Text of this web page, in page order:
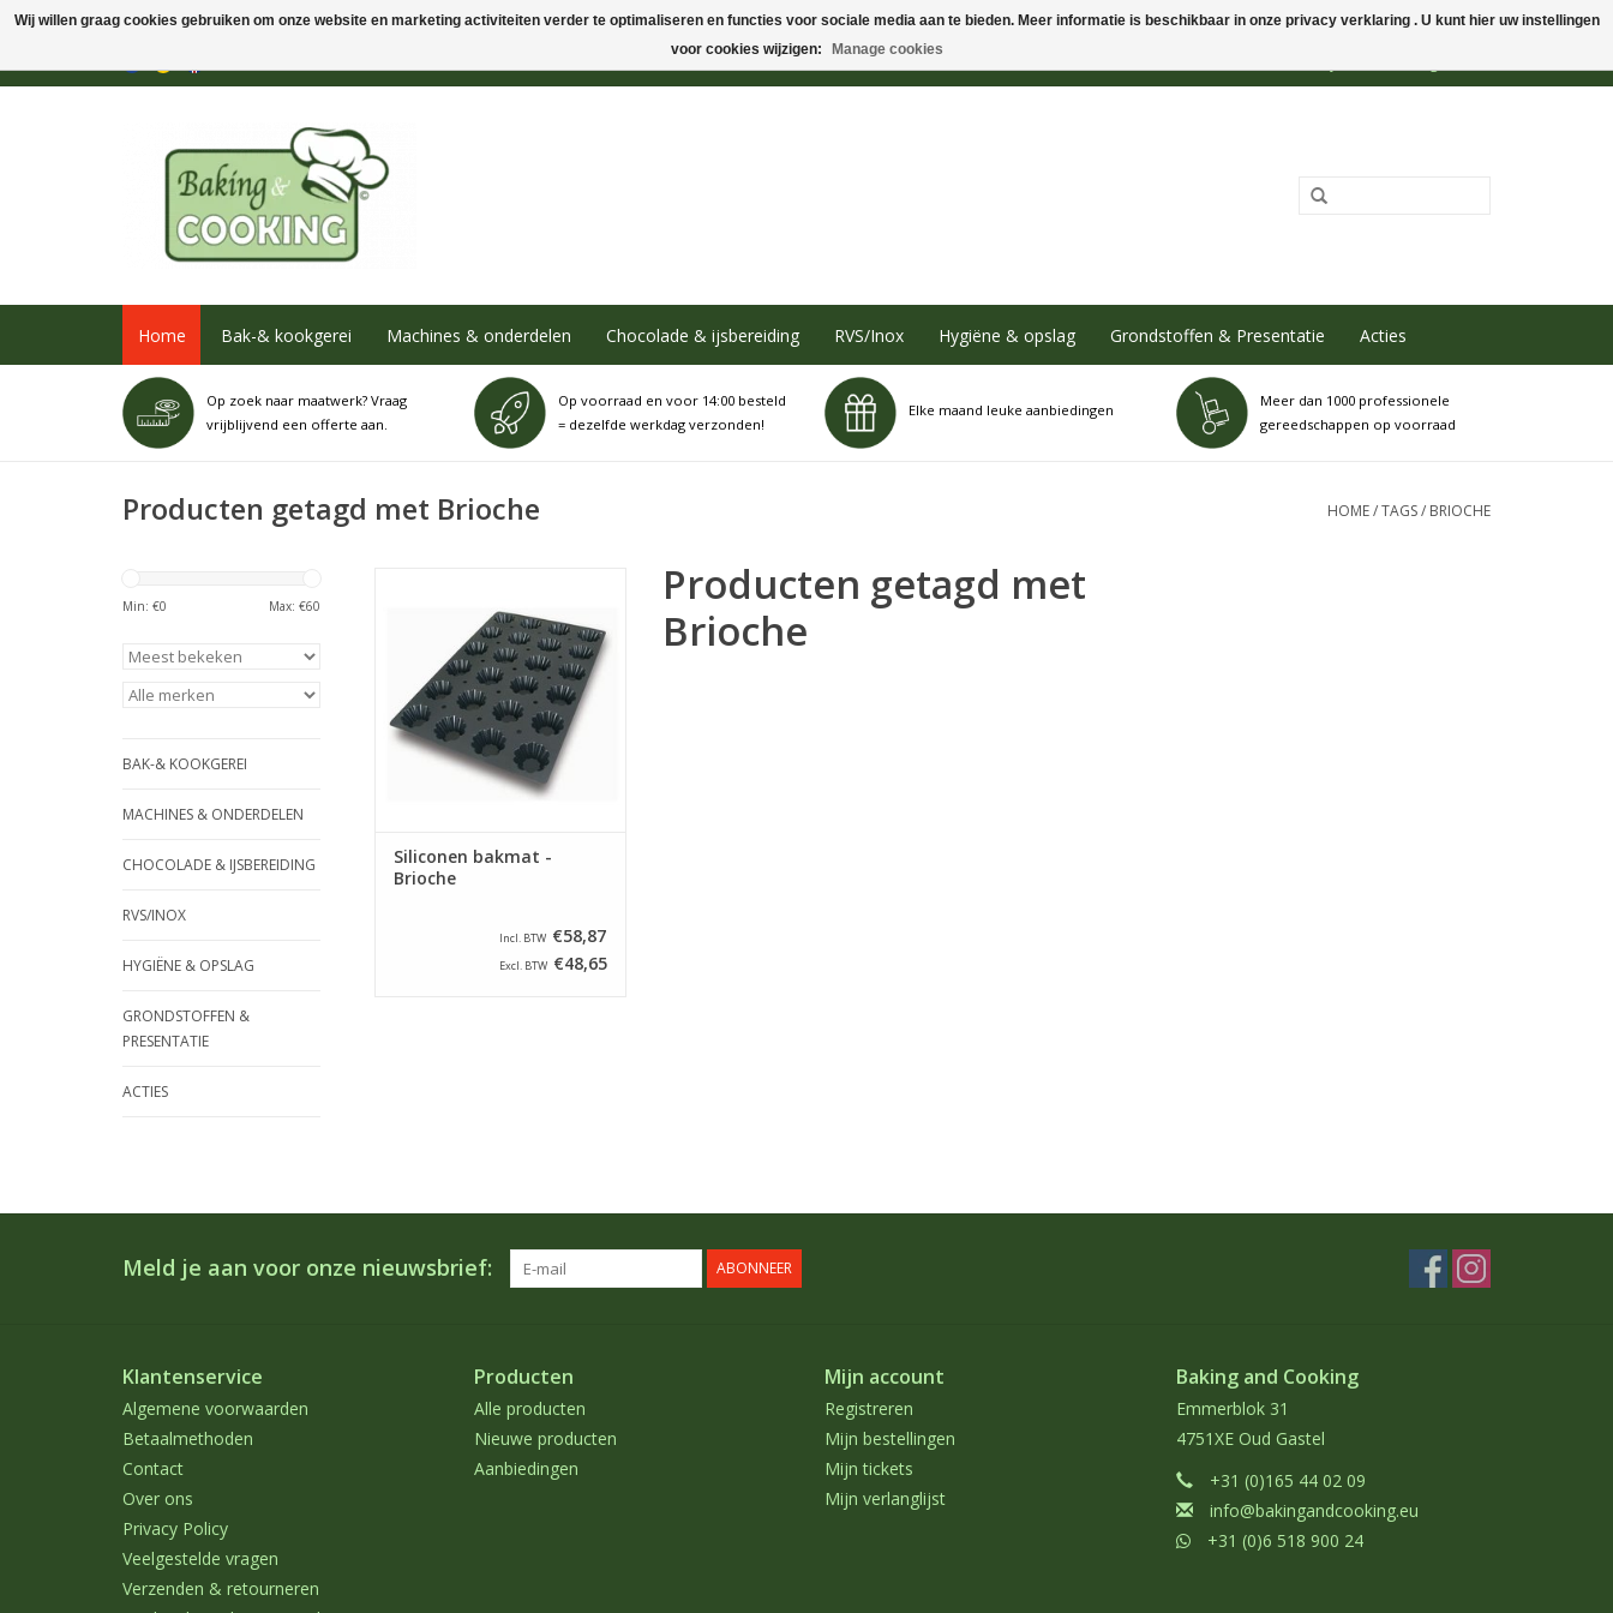
Home Bak-& kookgerei Machines & onderdelen Chocolade & ijsbereiding RVS/Inox Hygiëne & opslag Grondstoffen & Presentatie Acties
Op zoek naar maatwerk? Vraag
vrijblijvend een offerte aan.
Op voorraad en voor 14:00 besteld
= dezelfde werkdag verzonden!
Elke maand leuke aanbiedingen
Meer dan 1000 professionele
gereedschappen op voorraad
Producten getagd met Brioche HOME/TAGS/ BRIOCHE
Min: €0 Max: €60
BAK-& KOOKGEREI
MACHINES & ONDERDELEN
CHOCOLADE & IJSBEREIDING
RVS/INOX
HYGIËNE & OPSLAG
GRONDSTOFFEN &
PRESENTATIE
ACTIES
mat is voorzien van 24 Brioche
vormen met een diameter van 78
mm en een hoogte van 36 mm.
TOEVOEGEN AAN WINKELWAGEN
Siliconen bakmat -
Brioche
Incl. BTW €58,87
Excl. BTW €48,65
Producten getagd met
Brioche
Meld je aan voor onze nieuwsbrief: ABONNEER
Klantenservice
Algemene voorwaarden
Betaalmethoden
Contact
Over ons
Privacy Policy
Veelgestelde vragen
Verzenden & retourneren
Producten
Alle producten
Nieuwe producten
Aanbiedingen
Mijn account
Registreren
Mijn bestellingen
Mijn tickets
Mijn verlanglijst
Baking and Cooking
Emmerblok 31
4751XE Oud Gastel
+31 (0)165 44 02 09
info@bakingandcooking.eu
+31 (0)6 518 900 24
Wij willen graag cookies gebruiken om onze website en marketing activiteiten verder te optimaliseren en functies voor sociale media aan te bieden. Meer informatie is beschikbaar in onze privacy verklaring . U kunt hier uw instellingen
voor cookies wijzigen:
Manage cookies